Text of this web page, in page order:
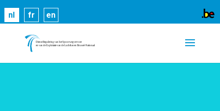
nl fr en
Cookies helpen ons bij het leveren van onze
diensten. Door gebruik te maken van onze diensten,
gaat u akkoord met ons gebruik van cookies.
informatie